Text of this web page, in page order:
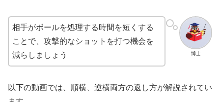
博士
相手がボールを処理する時間を短くする
ことで、攻撃的なショットを打つ機会を
減らしましょう
以下の動画では、順横、逆横両方の返し方が解説されてい